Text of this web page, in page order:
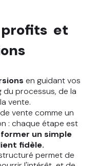
profits et
en guidant vos
processus, de la
vente.
vente comme un
: chaque étape est
un simple
fidèle.
permet de